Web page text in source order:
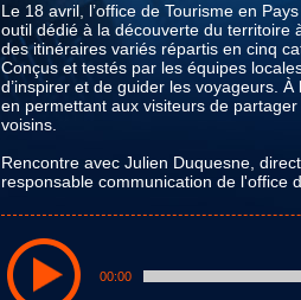
Le 18 avril, l’office de Tourisme en
outil dédié à la découverte du territoire
des itinéraires variés répartis en cinq
Conçus et testés par les équipes
d’inspirer et de guider les voyageurs.
en permettant aux visiteurs de
voisins.
Rencontre avec Julien Duquesne,
responsable communication de l'office
00:00